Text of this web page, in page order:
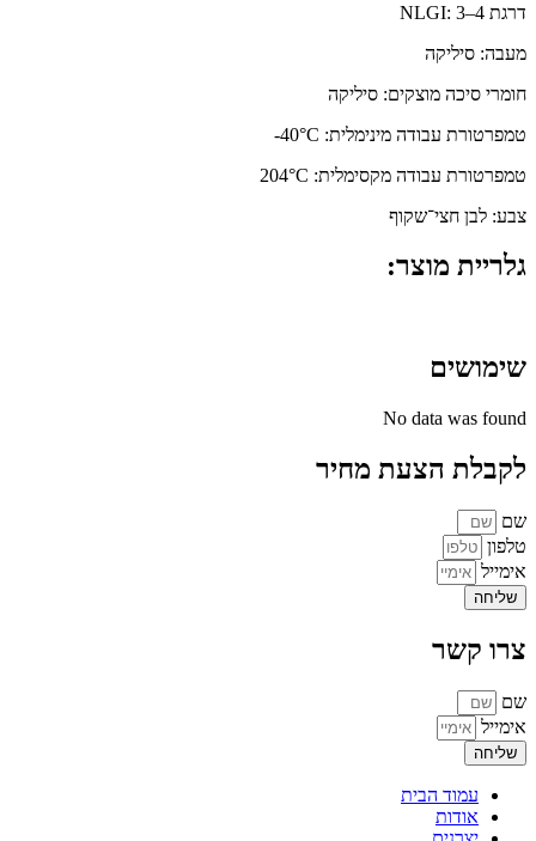
דרגת NLGI: ‎3–4
מעבה: סיליקה
חומרי סיכה מוצקים: סיליקה
טמפרטורת עבודה מינימלית: ‎-40°C
טמפרטורת עבודה מקסימלית: ‎204°C
צבע: לבן חצי־שקוף
גלריית מוצר:
שימושים
No data was found
לקבלת הצעת מחיר
שם
טלפון
אימייל
שליחה
צרו קשר
שם
אימייל
שליחה
עמוד הבית
אודות